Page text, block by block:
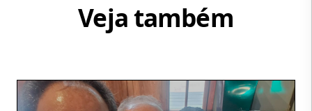
Veja também